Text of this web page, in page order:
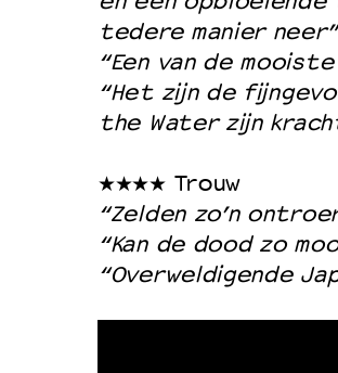
tedere manier neer”
“Een van de
“Het zijn de
the Water zijn
★★★★ Trouw
“Zelden zo’n
“Kan de dood zo
“Overweldigende